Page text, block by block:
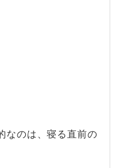
なのは、寝る直前の